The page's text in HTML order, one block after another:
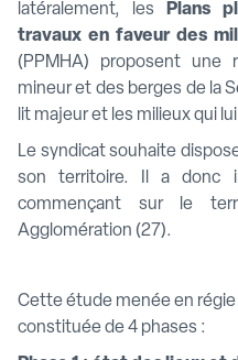
latéralement, les
Plans
travaux en faveur des
(PPMHA) proposent une
mineur et des berges de la
lit majeur et les milieux qui
Le syndicat souhaite
son territoire. Il a donc
commençant sur le
Agglomération (27).
Cette étude menée en
constituée de 4 phases :